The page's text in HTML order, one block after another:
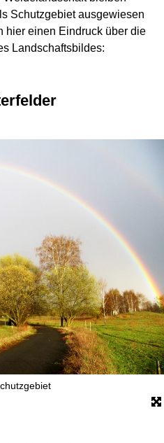
Schutzgebiet ausgewiesen
hier einen Eindruck über die
Landschaftsbildes: